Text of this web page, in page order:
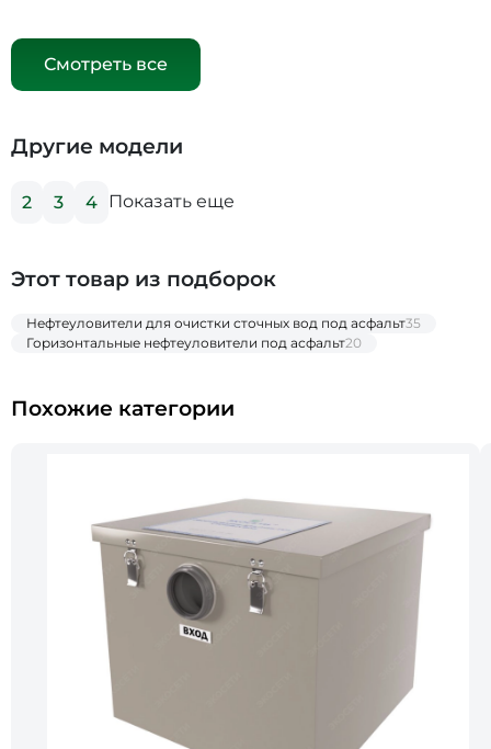
Смотреть все
Другие модели
2 3 4 Показать еще
Этот товар из подборок
Нефтеуловители для очистки сточных вод под асфальт35
Горизонтальные нефтеуловители под асфальт20
Похожие категории